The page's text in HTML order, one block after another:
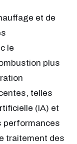
et de
le
plus
telles
(IA) et
performances
traitement des